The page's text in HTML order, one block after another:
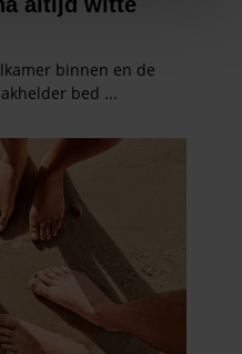
en advertenties te
social media te bieden
Ook delen we
onze site met onze
combineren met andere
of die ze hebben
van hun services. U
als u onze website blijft